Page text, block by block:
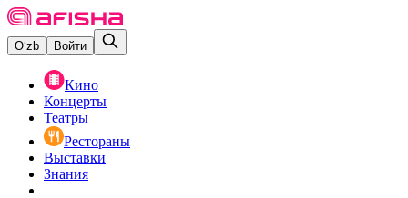
O‘zb Войти
Кино
Концерты
Театры
Рестораны
Выставки
Знания